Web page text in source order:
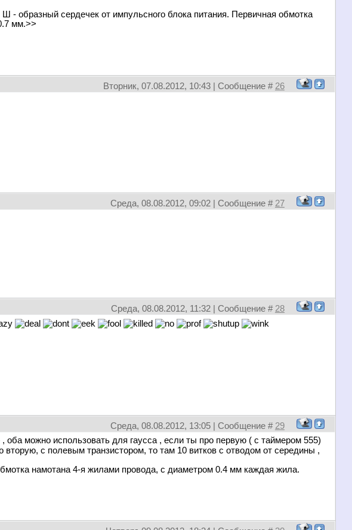
- образный сердечек от импульсного блока питания. Первичная обмотка
мм.>>
Вторник, 07.08.2012, 10:43 | Сообщение # 26
Среда, 08.08.2012, 09:02 | Сообщение # 27
Среда, 08.08.2012, 11:32 | Сообщение # 28
Среда, 08.08.2012, 13:05 | Сообщение # 29
можно использовать для гаусса , если ты про первую ( с таймером 555)
вторую, с полевым транзистором, то там 10 витков с отводом от середины ,
намотана 4-я жилами провода, с диаметром 0.4 мм каждая жила.